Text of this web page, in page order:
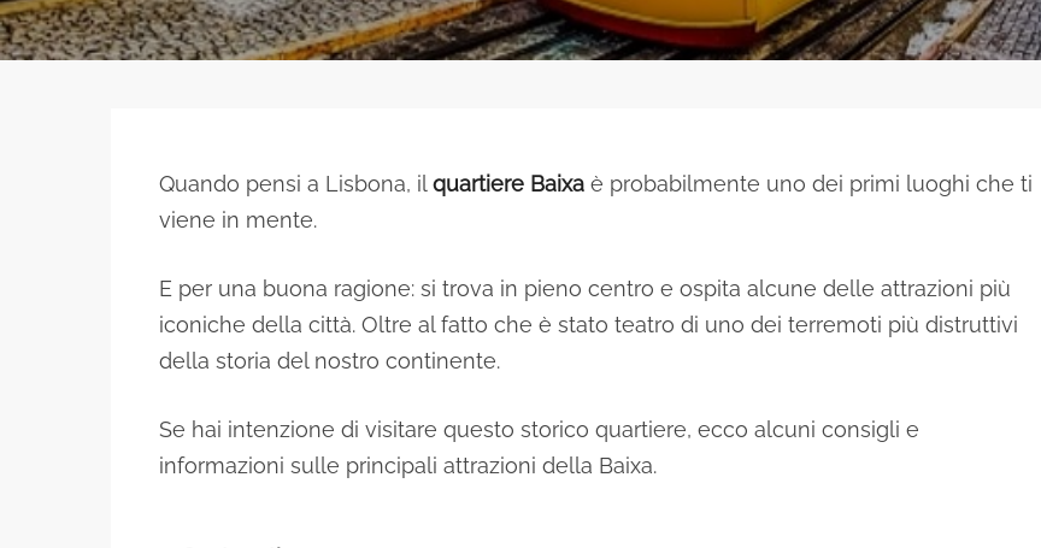
Quando pensi a Lisbona, ilquartiere Baixa è probabilmente uno dei primi luoghi che ti
viene in mente.
E per una buona ragione: si trova in pieno centro e ospita alcune delle attrazioni più
iconiche della città. Oltre al fatto che è stato teatro di uno dei terremoti più distruttivi
della storia del nostro continente.
Se hai intenzione di visitare questo storico quartiere, ecco alcuni consigli e
informazioni sulle principali attrazioni della Baixa.